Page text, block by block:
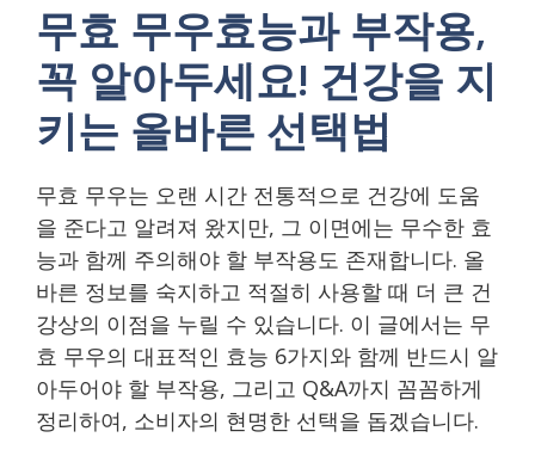
무효 무우효능과 부작용,
꼭 알아두세요! 건강을 지
키는 올바른 선택법
무효 무우는 오랜 시간 전통적으로 건강에 도움
을 준다고 알려져 왔지만, 그 이면에는 무수한 효
능과 함께 주의해야 할 부작용도 존재합니다. 올
바른 정보를 숙지하고 적절히 사용할 때 더 큰 건
강상의 이점을 누릴 수 있습니다. 이 글에서는 무
효 무우의 대표적인 효능 6가지와 함께 반드시 알
아두어야 할 부작용, 그리고 Q&A까지 꼼꼼하게
정리하여, 소비자의 현명한 선택을 돕겠습니다.